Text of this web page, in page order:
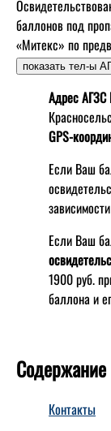
баллонов под
«Митекс» по
Адрес
GPS-
Если Ваш
Если Ваш
1900 руб.
баллона и
Содержание
Контакты